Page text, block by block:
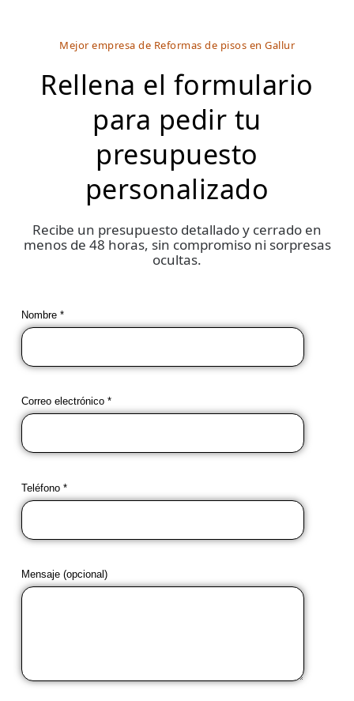
Mejor empresa de Reformas de pisos en Gallur
Rellena el formulario
para pedir tu
presupuesto
personalizado
Recibe un presupuesto detallado y cerrado en
menos de 48 horas, sin compromiso ni sorpresas
ocultas.
Nombre *
Correo electrónico *
Teléfono *
Mensaje (opcional)